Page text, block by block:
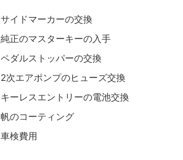
サイドマーカーの交換
純正のマスターキーの入手
ペダルストッパーの交換
2次エアポンプのヒューズ交換
キーレスエントリーの電池交換
帆のコーティング
車検費用